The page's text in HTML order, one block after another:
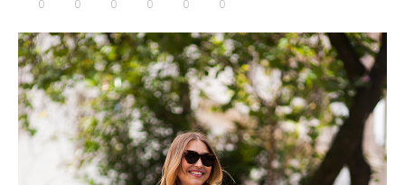
0 0 0 0 0 0